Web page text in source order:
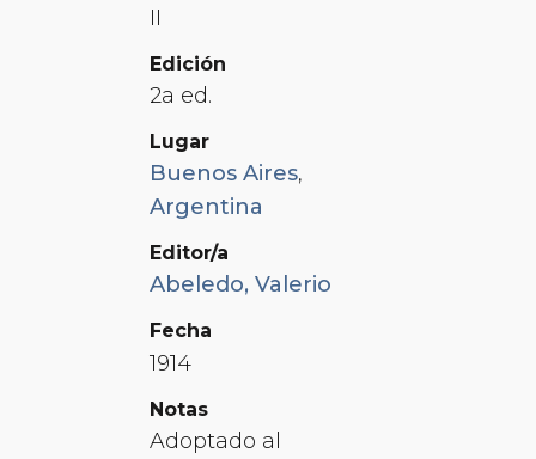
II
Edición
2a ed.
Lugar
Buenos Aires,
Argentina
Editor/a
Abeledo, Valerio
Fecha
1914
Notas
Adoptado al